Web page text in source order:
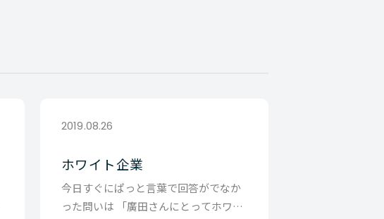
2019.08.26
ホワイト企業
今日すぐにぱっと言葉で回答がでなか
った問いは 「廣田さんにとってホワイ